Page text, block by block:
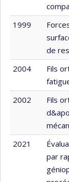
1999
de
2004
Fils
2002
Fils
2021
par